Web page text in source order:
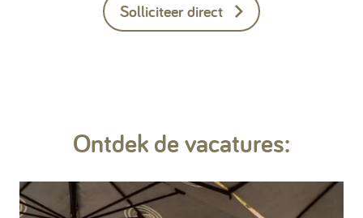
Solliciteer direct
Ontdek de vacatures: